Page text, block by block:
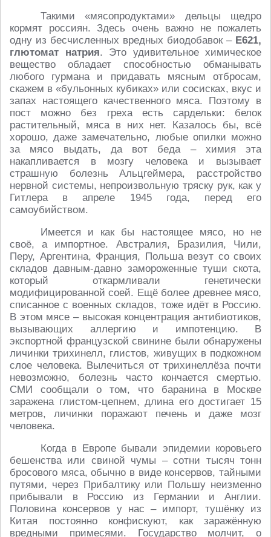
Такими «мясопродуктами» дельцы щедро
кормят россиян. Здесь очень важно не пожалеть
одну из бесчисленных вредных биодобавок – Е621,
глютомат натрия. Это удивительное химическое
вещество обладает способностью обманывать
любого гурмана и придавать мясным отбросам,
скажем в «бульонных кубиках» или сосисках, вкус и
запах настоящего качественного мяса. Поэтому в
пост можно без греха есть сардельки: белок
растительный, мяса в них нет. Казалось бы, всё
хорошо, даже замечательно, любые опилки можно
за мясо выдать, да вот беда – химия эта
накапливается в мозгу человека и вызывает
страшную болезнь Альцгеймера, расстройство
нервной системы, непроизвольную тряску рук, как у
Гитлера в апреле 1945 года, перед его
самоубийством.
Имеется и как бы настоящее мясо, но не
своё, а импортное. Австралия, Бразилия, Чили,
Перу, Аргентина, Франция, Польша везут со своих
складов давным-давно замороженные туши скота,
который откармливали генетически
модифицированной соей. Ещё более древнее мясо,
списанное с военных складов, тоже идёт в Россию.
В этом мясе – высокая концентрация антибиотиков,
вызывающих аллергию и импотенцию. В
экспортной французской свинине были обнаружены
личинки трихинелл, глистов, живущих в подкожном
слое человека. Вылечиться от трихинеллёза почти
невозможно, болезнь часто кончается смертью.
СМИ сообщали о том, что баранина в Москве
заражена глистом-цепнем, длина его достигает 15
метров, личинки поражают печень и даже мозг
человека.
Когда в Европе бывали эпидемии коровьего
бешенства или свиной чумы – сотни тысяч тонн
бросового мяса, обычно в виде консервов, тайными
путями, через Прибалтику или Польшу неизменно
прибывали в Россию из Германии и Англии.
Половина консервов у нас – импорт, тушёнку из
Китая постоянно конфискуют, как заражённую
вредными примесями. Государство молчит, о